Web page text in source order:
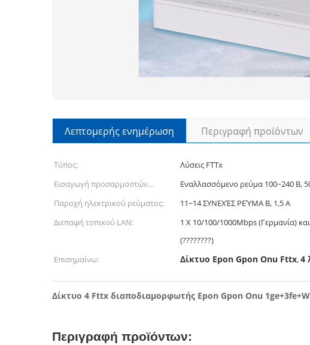
Λεπτομερής ενημέρωση Περιγραφή προϊόντων
Τύπος: Λύσεις FTTx
Εισαγωγή προσαρμοστών
δύναμης:
Εναλλασσόμενο ρεύμα 100~240 Β,
Παροχή ηλεκτρικού ρεύματος:
11~14 ΣΥΝΕΧΈΣ ΡΕΎΜΑ Β, 1,5 Α
Διεπαφή τοπικού LAN:
1 Χ 10/100/1000Mbps (Γερμανία)
(????????)
Επισημαίνω: Δίκτυο Epon Gpon Onu Fttx,4
Δίκτυο 4 Fttx διαποδιαμορφωτής Epon Gpon Onu
Περιγραφή προϊόντων: